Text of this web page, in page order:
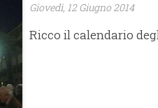
Giovedì, 12 Giugno 2014
Ricco il calendario